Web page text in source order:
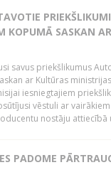
KOPUMĀ SASKAN
savus priekšlikumus
ar Kultūras
iesniegtajiem
vēstuli ar
nostāju attiecībā
PADOME